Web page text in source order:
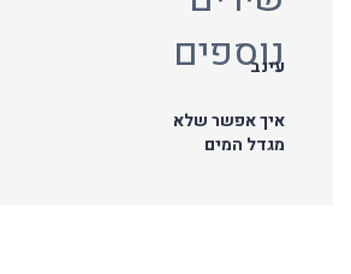
נוספים
עינב
איך אפשר שלא
מגדל המים